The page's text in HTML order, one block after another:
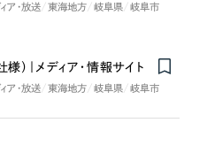
ア・放送 東海地方 岐阜県 岐阜市
｜メディア・情報サイト
ア・放送 東海地方 岐阜県 岐阜市